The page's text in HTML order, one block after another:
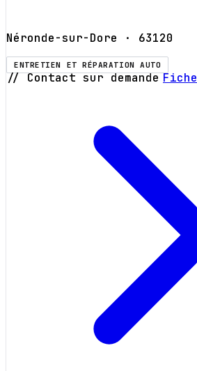
Néronde-sur-Dore · 63120
ENTRETIEN ET RÉPARATION AUTO
// Contact sur demande Fiche